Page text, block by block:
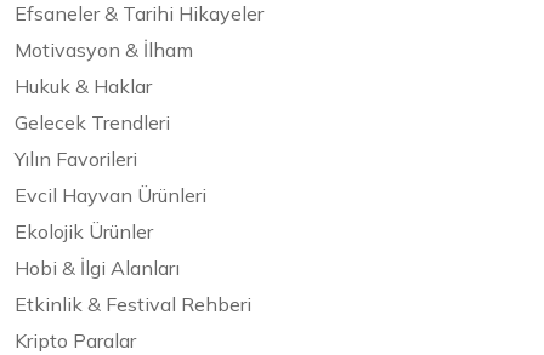
Efsaneler & Tarihi Hikayeler
Motivasyon & İlham
Hukuk & Haklar
Gelecek Trendleri
Yılın Favorileri
Evcil Hayvan Ürünleri
Ekolojik Ürünler
Hobi & İlgi Alanları
Etkinlik & Festival Rehberi
Kripto Paralar